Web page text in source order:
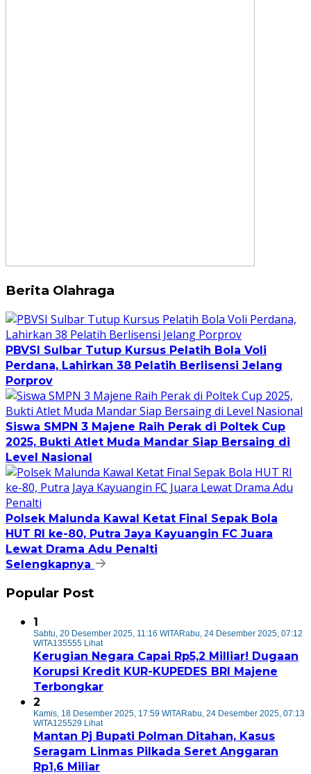
Berita Olahraga
PBVSI Sulbar Tutup Kursus Pelatih Bola Voli
Perdana, Lahirkan 38 Pelatih Berlisensi Jelang
Porprov
Siswa SMPN 3 Majene Raih Perak di Poltek Cup
2025, Bukti Atlet Muda Mandar Siap Bersaing di
Level Nasional
Polsek Malunda Kawal Ketat Final Sepak Bola
HUT RI ke-80, Putra Jaya Kayuangin FC Juara
Lewat Drama Adu Penalti
Selengkapnya
Popular Post
1
Sabtu, 20 Desember 2025, 11:16 WITARabu, 24 Desember 2025, 07:12
WITA135555 Lihat
Kerugian Negara Capai Rp5,2 Milliar! Dugaan
Korupsi Kredit KUR-KUPEDES BRI Majene
Terbongkar
2
Kamis, 18 Desember 2025, 17:59 WITARabu, 24 Desember 2025, 07:13
WITA125529 Lihat
Mantan Pj Bupati Polman Ditahan, Kasus
Seragam Linmas Pilkada Seret Anggaran
Rp1,6 Miliar